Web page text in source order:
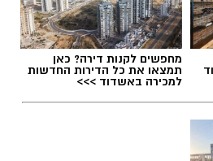
מחפשים לקנות דירה? כאן
תמצאו את כל הדירות החדשות
למכירה באשדוד >>>